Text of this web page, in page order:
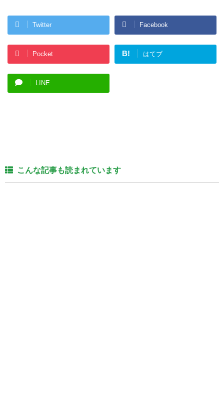
Twitter Facebook
Pocket B! はてブ
LINE
こんな記事も読まれています